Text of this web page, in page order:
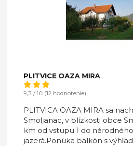
PLITVICE OAZA MIRA
9,3 / 10 (12 hodnotenie)
PLITVICA OAZA MIRA sa
Smoljanac, v blízkosti obce
km od vstupu 1 do
jazerá.Ponúka balkón s